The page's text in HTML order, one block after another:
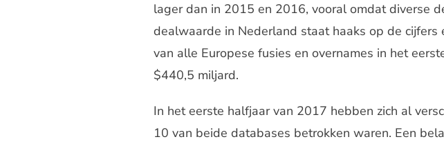
lager dan in 2015 en 2016, vooral omdat diverse
dealwaarde in Nederland staat haaks op de
van alle Europese fusies en overnames in het
$440,5 miljard.
In het eerste halfjaar van 2017 hebben zich al
10 van beide databases betrokken waren. Een